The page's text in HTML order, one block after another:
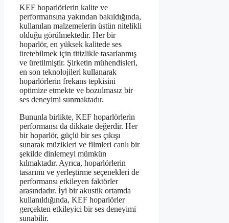
KEF hoparlörlerin kalite ve
performansına yakından bakıldığında,
kullanılan malzemelerin üstün nitelikli
olduğu görülmektedir. Her bir
hoparlör, en yüksek kalitede ses
üretebilmek için titizlikle tasarlanmış
ve üretilmiştir. Şirketin mühendisleri,
en son teknolojileri kullanarak
hoparlörlerin frekans tepkisini
optimize etmekte ve bozulmasız bir
ses deneyimi sunmaktadır.
Bununla birlikte, KEF hoparlörlerin
performansı da dikkate değerdir. Her
bir hoparlör, güçlü bir ses çıkışı
sunarak müzikleri ve filmleri canlı bir
şekilde dinlemeyi mümkün
kılmaktadır. Ayrıca, hoparlörlerin
tasarımı ve yerleştirme seçenekleri de
performansı etkileyen faktörler
arasındadır. İyi bir akustik ortamda
kullanıldığında, KEF hoparlörler
gerçekten etkileyici bir ses deneyimi
sunabilir.